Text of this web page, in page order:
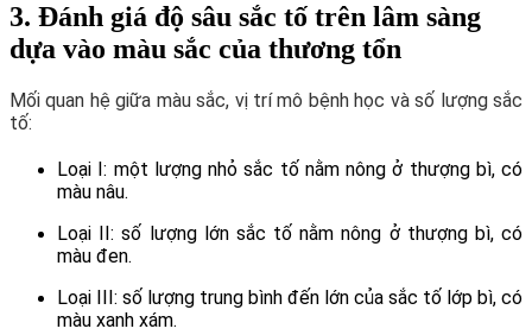
3. Đánh giá độ sâu sắc tố trên lâm sàng
dựa vào màu sắc của thương tổn
Mối quan hệ giữa màu sắc, vị trí mô bệnh học và số lượng sắc
tố:
Loại I: một lượng nhỏ sắc tố nằm nông ở thượng bì, có
màu nâu.
Loại II: số lượng lớn sắc tố nằm nông ở thượng bì, có
màu đen.
Loại III: số lượng trung bình đến lớn của sắc tố lớp bì, có
màu xanh xám.